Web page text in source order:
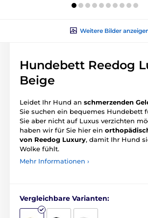
Weitere Bilder
Hundebett Reedog
Beige
Leidet Ihr Hund an schmerzenden
Sie suchen ein bequemes Hundebett
Sie aber nicht auf Luxus verzichten
haben wir für Sie hier ein
von Reedog Luxury, damit Ihr Hund
Wolke fühlt.
Mehr Informationen ›
Vergleichbare Varianten: